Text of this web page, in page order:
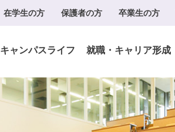
在学生の方 保護者の方 卒業生の方
キャンパスライフ 就職・キャリア形成